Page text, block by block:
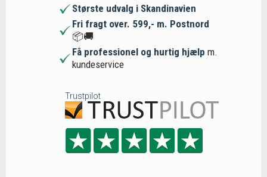
Største udvalg i Skandinavien
Fri fragt over. 599,- m. Postnord
📦🚚
Få professionel og hurtig hjælp m.
kundeservice
Trustpilot